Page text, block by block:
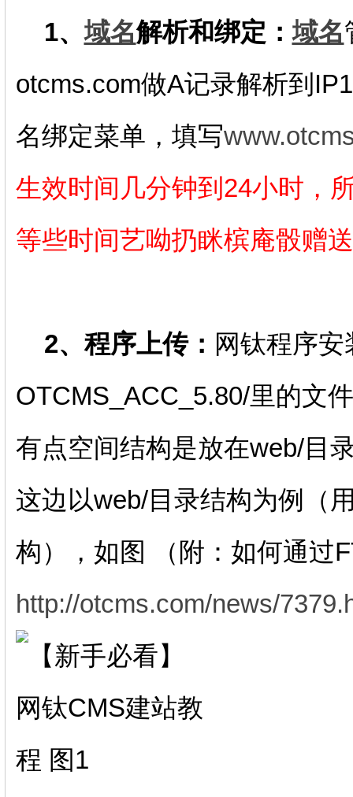
1、域名解析和绑定：域名
otcms.com做A记录解析到
名绑定菜单，填写
生效时间几分钟到24小时，
等些时间艺呦扔眯槟庵骰赠
2、程序上传： 网钛程序
OTCMS_ACC_5.80/里的文
有点空间结构是放在web/目
这边以web/目录结构为例（
构），如图 （附：如何通过
http://otcms.com/news/